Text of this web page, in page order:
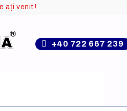
ați venit!
+40 722 667 239